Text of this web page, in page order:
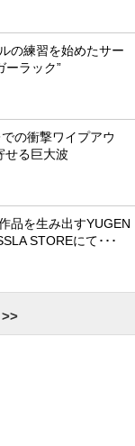
の練習を始めたサー
ーラック”
の衝撃ワイプアウ
せる巨大波
品を生み出すYUGEN
STOREにて･･･